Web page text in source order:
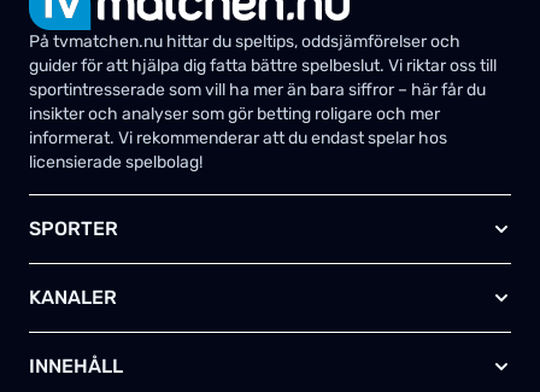
På tvmatchen.nu hittar du speltips, oddsjämförelser och
guider för att hjälpa dig fatta bättre spelbeslut. Vi riktar oss till
sportintresserade som vill ha mer än bara siffror – här får du
insikter och analyser som gör betting roligare och mer
informerat. Vi rekommenderar att du endast spelar hos
licensierade spelbolag!
SPORTER
Ishockey
Amerikansk fotboll
Basket
KANALER
TV4 Play Sport Total
INNEHÅLL